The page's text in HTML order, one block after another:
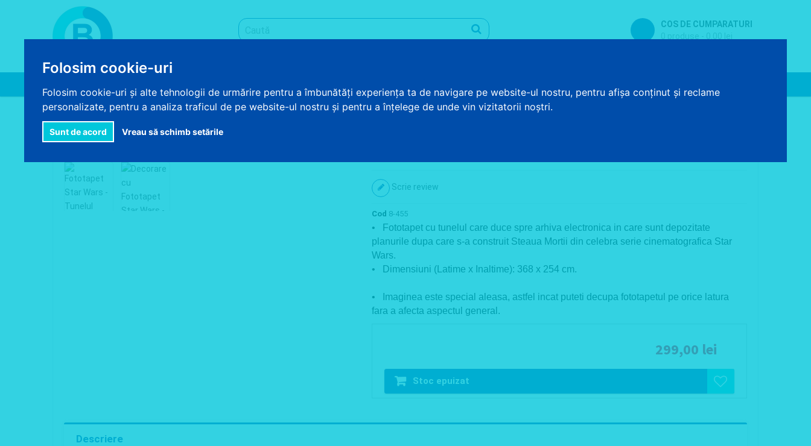
Folosim cookie-uri
Folosim cookie-uri și alte tehnologii de urmărire pentru a îmbunătăți experiența ta de navigare pe website-ul nostru, pentru afișa conținut și reclame
personalizate, pentru a analiza traficul de pe website-ul nostru și pentru a înțelege de unde vin vizitatorii noștri.
Sunt de acord Vreau să schimb setările
COS DE CUMPARATURI
ACASA > FOTOTAPET > FOTOTAPET COPII > FOTOTAPET STAR WARS - TUNELUL
Mariti imaginea
Scrie review
Cod 8-455
• Fototapet cu tunelul care duce spre arhiva electronica in care sunt depozitate
planurile dupa care s-a construit Steaua Mortii din celebra serie cinematografica Star
Wars.
• Dimensiuni (Latime x Inaltime): 368 x 254 cm.
• Imaginea este special aleasa, astfel incat puteti decupa fototapetul pe orice latura
fara a afecta aspectul general.
299,00 lei
Stoc epuizat
Descriere